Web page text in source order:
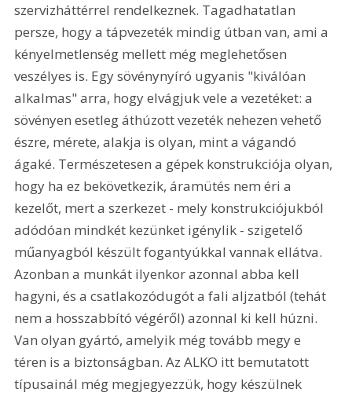
szervizháttérrel rendelkeznek. Tagadhatatlan
persze, hogy a tápvezeték mindig útban van, ami a
kényelmetlenség mellett még meglehetősen
veszélyes is. Egy sövénynyíró ugyanis "kiválóan
alkalmas" arra, hogy elvágjuk vele a vezetéket: a
sövényen esetleg áthúzott vezeték nehezen vehető
észre, mérete, alakja is olyan, mint a vágandó
ágaké. Természetesen a gépek konstrukciója olyan,
hogy ha ez bekövetkezik, áramütés nem éri a
kezelőt, mert a szerkezet - mely konstrukciójukból
adódóan mindkét kezünket igénylik - szigetelő
műanyagból készült fogantyúkkal vannak ellátva.
Azonban a munkát ilyenkor azonnal abba kell
hagyni, és a csatlakozódugót a fali aljzatból (tehát
nem a hosszabbító végéről) azonnal ki kell húzni.
Van olyan gyártó, amelyik még tovább megy e
téren is a biztonságban. Az ALKO itt bemutatott
típusainál még megjegyezzük, hogy készülnek